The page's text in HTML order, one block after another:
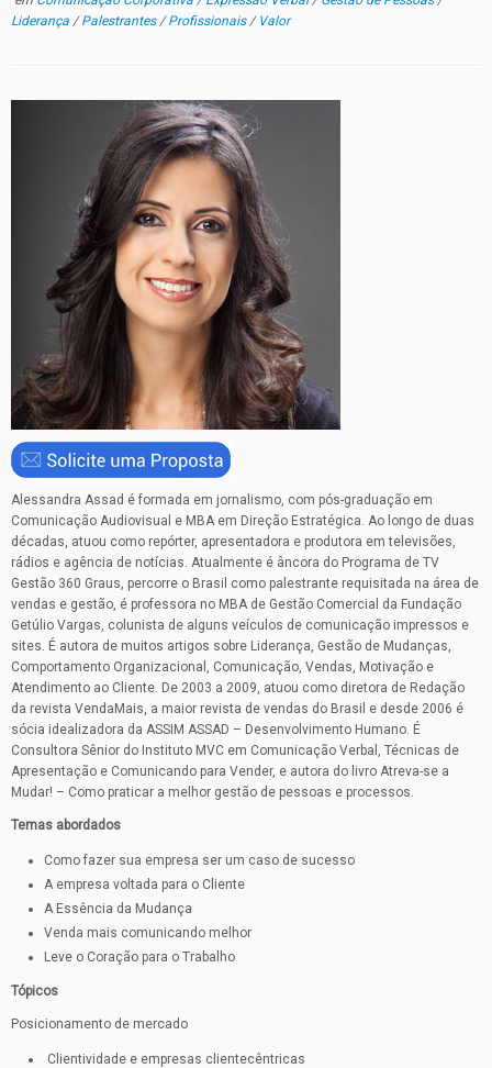
Liderança /Palestrantes/Profissionais/ Valor
Alessandra Assad é formada em jornalismo, com pós-graduação em
Comunicação Audiovisual e MBA em Direção Estratégica. Ao longo de duas
décadas, atuou como repórter, apresentadora e produtora em televisões,
rádios e agência de notícias. Atualmente é âncora do Programa de TV
Gestão 360 Graus, percorre o Brasil como palestrante requisitada na área de
vendas e gestão, é professora no MBA de Gestão Comercial da Fundação
Getúlio Vargas, colunista de alguns veículos de comunicação impressos e
sites. É autora de muitos artigos sobre Liderança, Gestão de Mudanças,
Comportamento Organizacional, Comunicação, Vendas, Motivação e
Atendimento ao Cliente. De 2003 a 2009, atuou como diretora de Redação
da revista VendaMais, a maior revista de vendas do Brasil e desde 2006 é
sócia idealizadora da ASSIM ASSAD – Desenvolvimento Humano. É
Consultora Sênior do Instituto MVC em Comunicação Verbal, Técnicas de
Apresentação e Comunicando para Vender, e autora do livro Atreva-se a
Mudar! – Como praticar a melhor gestão de pessoas e processos.
Temas abordados
Como fazer sua empresa ser um caso de sucesso
A empresa voltada para o Cliente
A Essência da Mudança
Venda mais comunicando melhor
Leve o Coração para o Trabalho
Tópicos
Posicionamento de mercado
Clientividade e empresas clientecêntricas